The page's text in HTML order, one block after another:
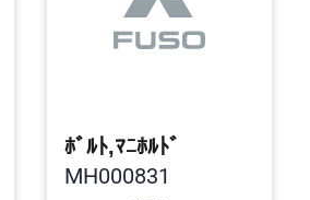
ﾎﾞﾙﾄ,ﾏﾆﾎﾙﾄﾞ
MH000831